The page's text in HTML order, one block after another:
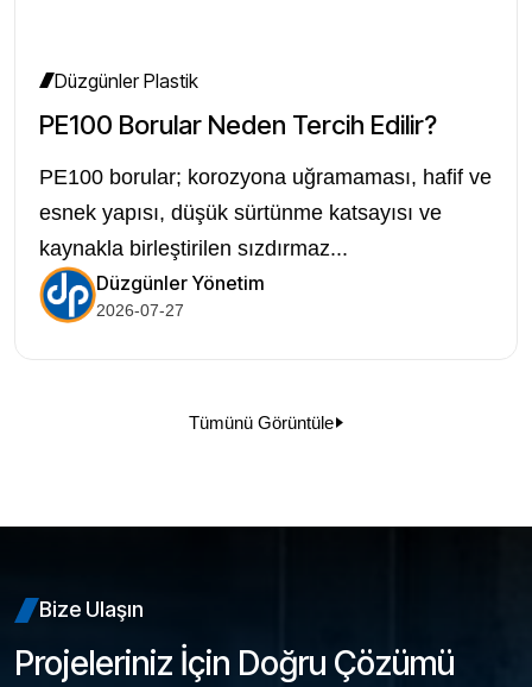
Düzgünler Plastik
PE100 Borular Neden Tercih Edilir?
PE100 borular; korozyona uğramaması, hafif ve
esnek yapısı, düşük sürtünme katsayısı ve
kaynakla birleştirilen sızdırmaz...
Düzgünler Yönetim
2026-07-27
Tümünü Görüntüle
Bize Ulaşın
Projeleriniz İçin Doğru Çözümü